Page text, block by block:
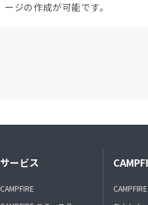
ージの作成が可能です。
サービス
CAMPFIRE